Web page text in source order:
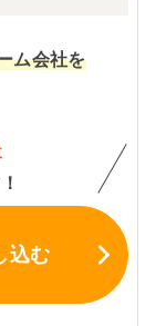
ム会社を
込む